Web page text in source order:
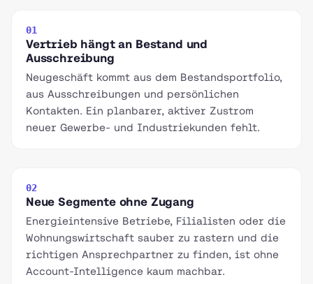
01
Vertrieb hängt an Bestand und
Ausschreibung
Neugeschäft kommt aus dem Bestandsportfolio,
aus Ausschreibungen und persönlichen
Kontakten. Ein planbarer, aktiver Zustrom
neuer Gewerbe- und Industriekunden fehlt.
02
Neue Segmente ohne Zugang
Energieintensive Betriebe, Filialisten oder die
Wohnungswirtschaft sauber zu rastern und die
richtigen Ansprechpartner zu finden, ist ohne
Account-Intelligence kaum machbar.